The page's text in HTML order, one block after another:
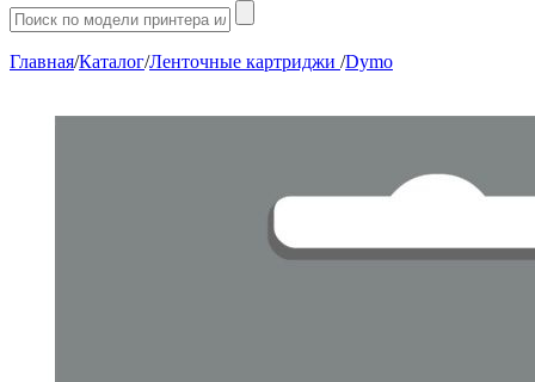
Главная/Каталог/Ленточные картриджи /Dymo